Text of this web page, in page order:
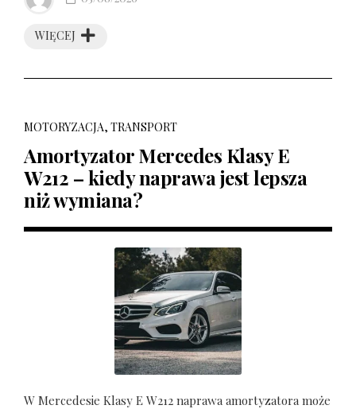
WIĘCEJ
MOTORYZACJA, TRANSPORT
Amortyzator Mercedes Klasy E
W212 – kiedy naprawa jest lepsza
niż wymiana?
W Mercedesie Klasy E W212 naprawa amortyzatora może